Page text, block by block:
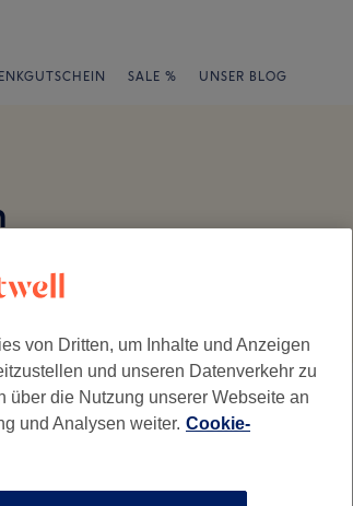
SALE % UNSER BLOG
von Dritten, um Inhalte und Anzeigen
und unseren Datenverkehr zu
über die Nutzung unserer Webseite an
und Analysen weiter. Cookie-